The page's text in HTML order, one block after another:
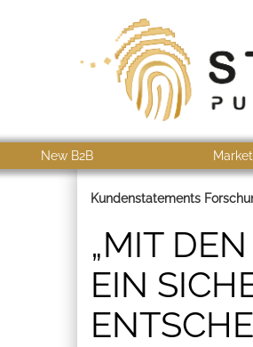
New B2B
Kundenstatements
„MIT
EIN